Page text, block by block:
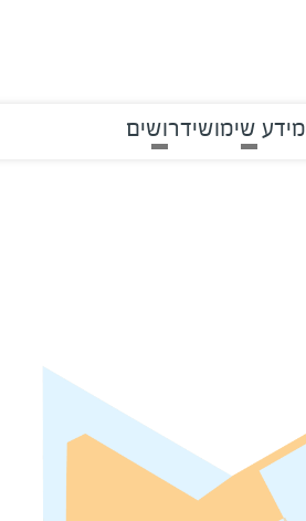
מידע שימושידרושים